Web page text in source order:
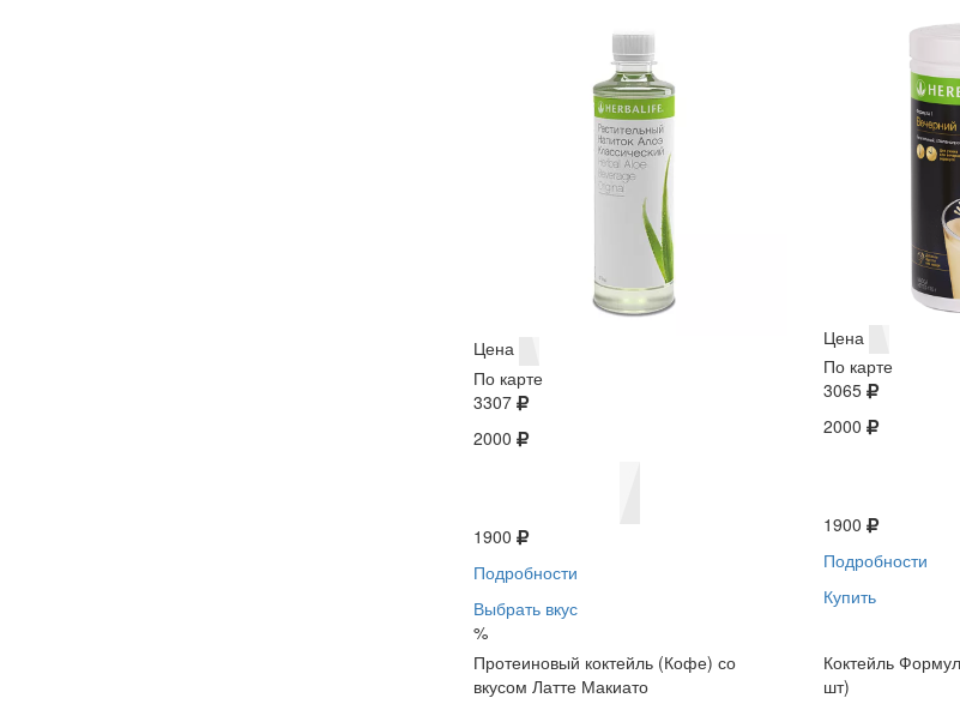
Цена
По карте
3307
2000
1900
Подробности
Выбрать вкус
%
Цена
По карте
3065
2000
1900
Подробности
Купить
Протеиновый коктейль (Кофе) со
вкусом Латте Макиато
Коктейль
шт)